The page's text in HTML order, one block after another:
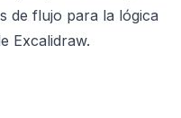
de flujo para la lógica
Excalidraw.